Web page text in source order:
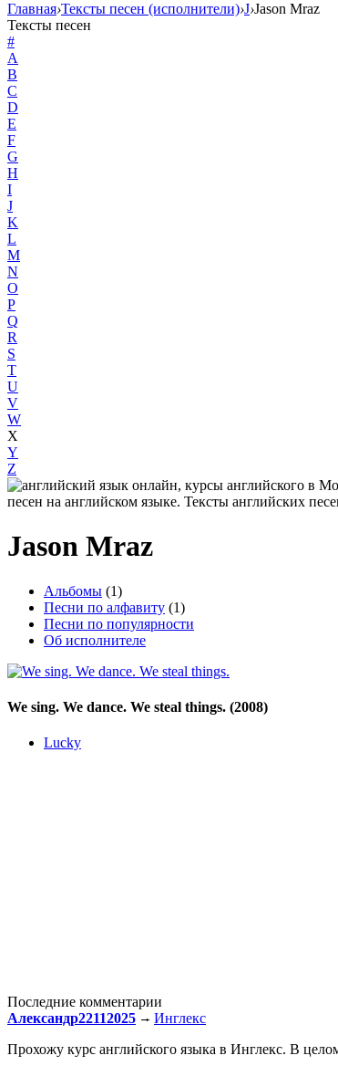
Главная›Тексты песен (исполнители)›J›Jason Mraz
Тексты песен
#
A
B
C
D
E
F
G
H
I
J
K
L
M
N
O
P
Q
R
S
T
U
V
W
X
Y
Z
Jason Mraz
Альбомы (1)
Песни по алфавиту (1)
Песни по популярности
Об исполнителе
We sing. We dance. We steal things. (2008)
Lucky
Последние комментарии
Александр22112025
Инглекс
Прохожу курс английского языка в Инглекс. В